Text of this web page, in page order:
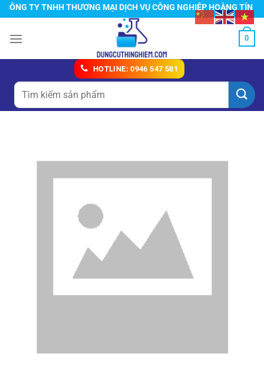
Chuyển
đến
nội
TY TNHH THƯƠNG MẠI DỊCH VỤ CÔNG NGHIỆP HOÀNG TÍN
0
HOTLINE: 0946 547 581
Tìm
kiếm: